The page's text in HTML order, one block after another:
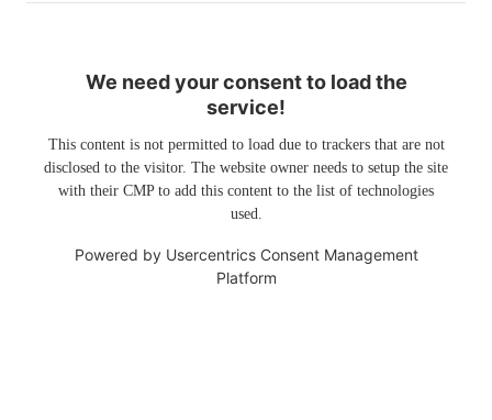
We need your consent to load the
service!
This content is not permitted to load due to trackers that are not
disclosed to the visitor. The website owner needs to setup the site
with their CMP to add this content to the list of technologies
used.
Powered by Usercentrics Consent Management
Platform